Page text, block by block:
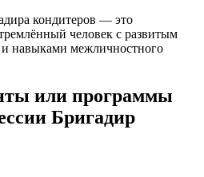
кондитеров — это
человек с развитым
и навыками межличностного
или программы
Бригадир